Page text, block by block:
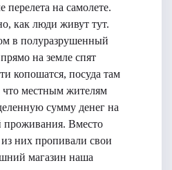
перелета на самолете.
как люди живут тут.
в полуразрушенный
на земле спят
копошатся, посуда там
что местным жителям
сумму денег на
проживания. Вместо
них пропивали свои
магазин наша